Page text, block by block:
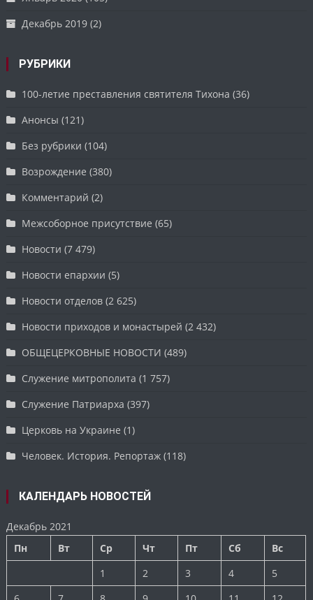
Декабрь 2019 (2)
РУБРИКИ
100-летие преставления святителя Тихона (36)
Анонсы (121)
Без рубрики (104)
Возрождение (380)
Комментарий (2)
Межсоборное присутствие (65)
Новости (7 479)
Новости епархии (5)
Новости отделов (2 625)
Новости приходов и монастырей (2 432)
ОБЩЕЦЕРКОВНЫЕ НОВОСТИ (489)
Служение митрополита (1 757)
Служение Патриарха (397)
Церковь на Украине (1)
Человек. История. Репортаж (118)
КАЛЕНДАРЬ НОВОСТЕЙ
Декабрь 2021
Пн
Вт Ср Чт Пт Сб
Вс
1
2 3 4
5